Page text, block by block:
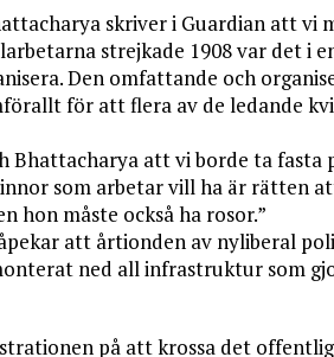
skriver i Guardian att vi
strejkade 1908 var det i
Den omfattande och
för att flera av de ledande
Bhattacharya att vi borde ta fasta
som arbetar vill ha är rätten
hon måste också ha rosor.”
att årtionden av nyliberal
ned all infrastruktur som
på att krossa det